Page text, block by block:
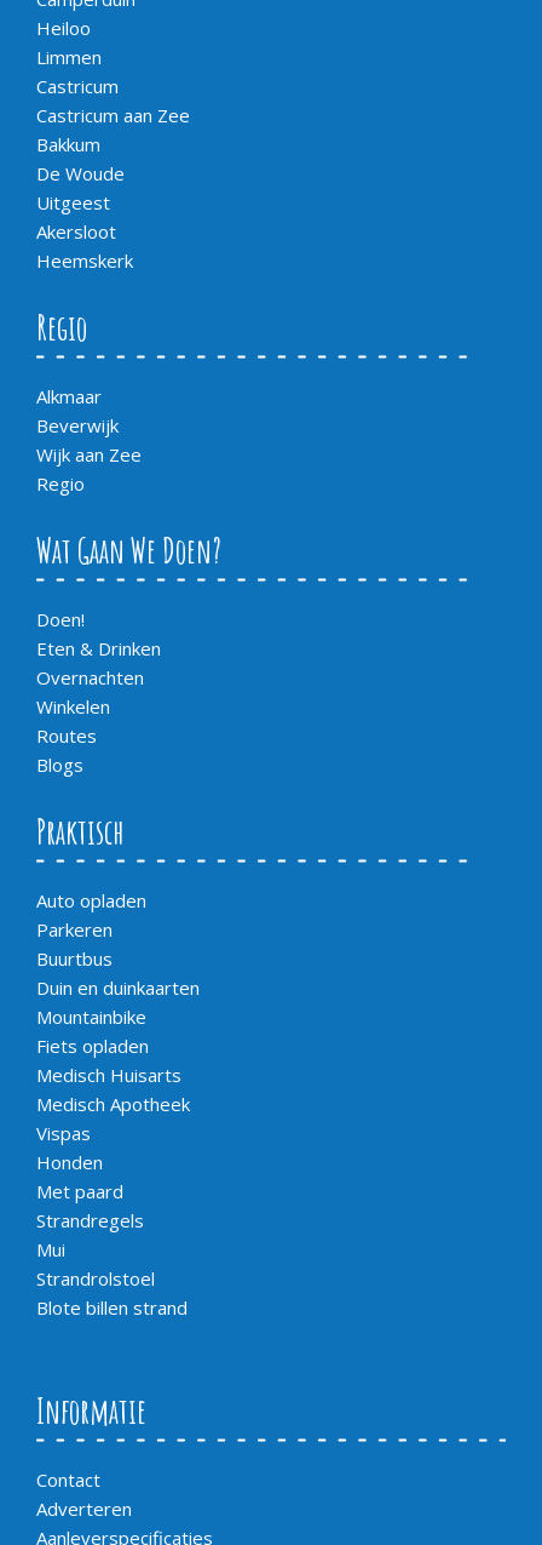
Heiloo
Limmen
Castricum
Castricum aan Zee
Bakkum
De Woude
Uitgeest
Akersloot
Heemskerk
Regio
Alkmaar
Beverwijk
Wijk aan Zee
Regio
Wat Gaan We Doen?
Doen!
Eten & Drinken
Overnachten
Winkelen
Routes
Blogs
Praktisch
Auto opladen
Parkeren
Buurtbus
Duin en duinkaarten
Mountainbike
Fiets opladen
Medisch Huisarts
Medisch Apotheek
Vispas
Honden
Met paard
Strandregels
Mui
Strandrolstoel
Blote billen strand
Informatie
Contact
Adverteren
Aanleverspecificaties